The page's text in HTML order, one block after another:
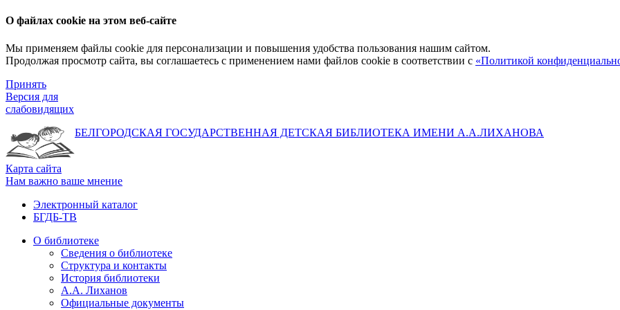
О файлах cookie на этом веб-сайте
Мы применяем файлы cookie для персонализации и повышения удобства пользования нашим сайтом.
Продолжая просмотр сайта, вы соглашаетесь с применением нами файлов cookie в соответствии с «Политикой
Принять
Версия для
слабовидящих
БЕЛГОРОДСКАЯ ГОСУДАРСТВЕННАЯ ДЕТСКАЯ БИБЛИОТЕКА ИМЕНИ А.А.ЛИХАНОВА
Карта сайта
Нам важно ваше мнение
Электронный каталог
БГДБ-ТВ
О библиотеке
Сведения о библиотеке
Структура и контакты
История библиотеки
А.А. Лиханов
Официальные документы